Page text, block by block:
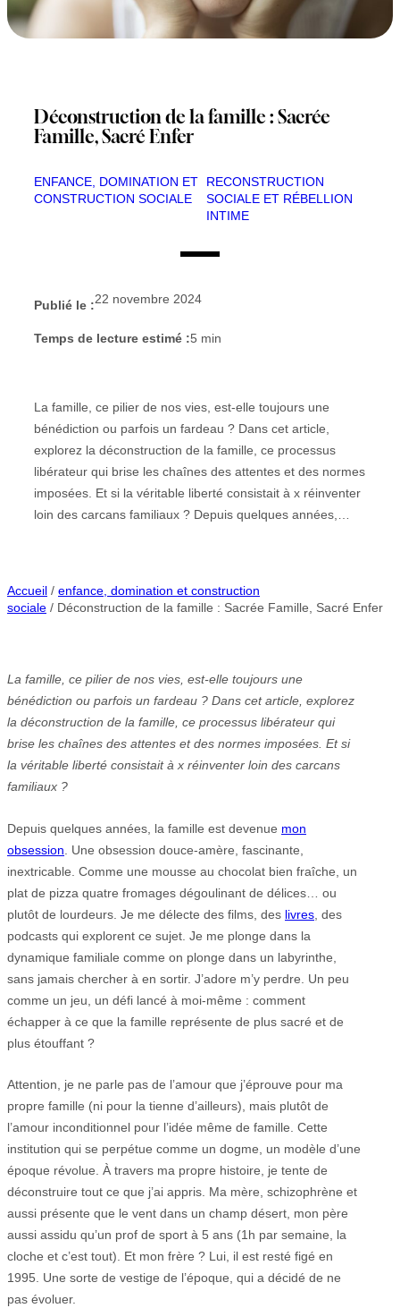
Déconstruction de la famille : Sacrée
Famille, Sacré Enfer
ENFANCE, DOMINATION ET
CONSTRUCTION SOCIALE
RECONSTRUCTION
SOCIALE ET RÉBELLION
INTIME
Publié le :22 novembre 2024
Temps de lecture estimé :5 min
La famille, ce pilier de nos vies, est-elle toujours une
bénédiction ou parfois un fardeau ? Dans cet article,
explorez la déconstruction de la famille, ce processus
libérateur qui brise les chaînes des attentes et des normes
imposées. Et si la véritable liberté consistait à x réinventer
loin des carcans familiaux ? Depuis quelques années,…
Accueil / enfance, domination et construction
sociale / Déconstruction de la famille : Sacrée Famille, Sacré Enfer
La famille, ce pilier de nos vies, est-elle toujours une
bénédiction ou parfois un fardeau ? Dans cet article, explorez
la déconstruction de la famille, ce processus libérateur qui
brise les chaînes des attentes et des normes imposées. Et si
la véritable liberté consistait à x réinventer loin des carcans
familiaux ?
Depuis quelques années, la famille est devenue mon
obsession . Une obsession douce-amère, fascinante,
inextricable. Comme une mousse au chocolat bien fraîche, un
plat de pizza quatre fromages dégoulinant de délices… ou
plutôt de lourdeurs. Je me délecte des films, des livres , des
podcasts qui explorent ce sujet. Je me plonge dans la
dynamique familiale comme on plonge dans un labyrinthe,
sans jamais chercher à en sortir. J’adore m’y perdre. Un peu
comme un jeu, un défi lancé à moi-même : comment
échapper à ce que la famille représente de plus sacré et de
plus étouffant ?
Attention, je ne parle pas de l’amour que j’éprouve pour ma
propre famille (ni pour la tienne d’ailleurs), mais plutôt de
l’amour inconditionnel pour l’idée même de famille. Cette
institution qui se perpétue comme un dogme, un modèle d’une
époque révolue. À travers ma propre histoire, je tente de
déconstruire tout ce que j’ai appris. Ma mère, schizophrène et
aussi présente que le vent dans un champ désert, mon père
aussi assidu qu’un prof de sport à 5 ans (1h par semaine, la
cloche et c’est tout). Et mon frère ? Lui, il est resté figé en
1995. Une sorte de vestige de l’époque, qui a décidé de ne
pas évoluer.